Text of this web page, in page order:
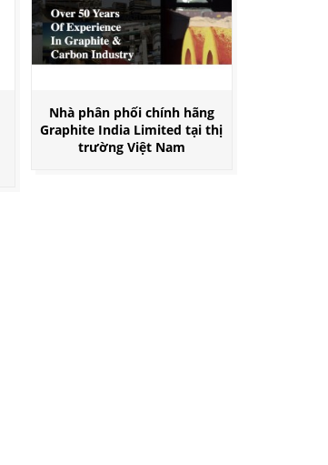
Nhà phân phối chính hãng
Graphite India Limited tại thị
trường Việt Nam